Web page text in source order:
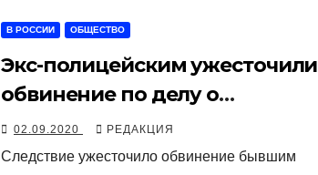
В РОССИИ ОБЩЕСТВО
Экс-полицейским ужесточили
обвинение по делу о
подбросе наркотиков Ивану
Голунову
02.09.2020 РЕДАКЦИЯ
Следствие ужесточило обвинение бывшим